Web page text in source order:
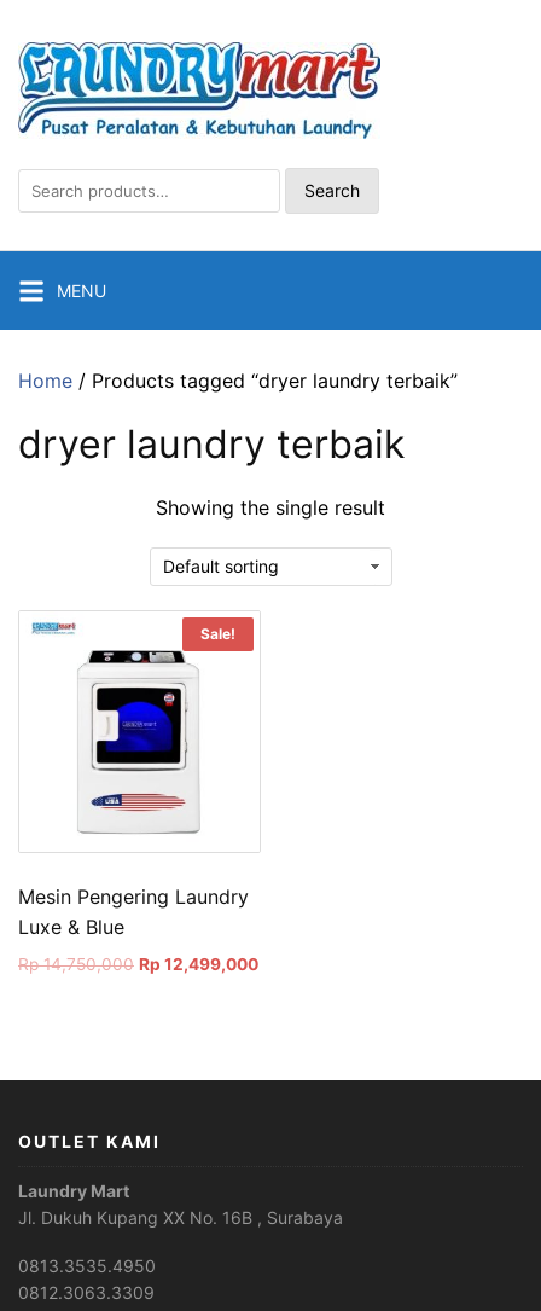
content
Search
for:
Search
MENU
Home / Products tagged “dryer laundry terbaik”
dryer laundry terbaik
Showing the single result
Sale!
Mesin Pengering Laundry
Luxe & Blue
Rp14,750,000 Original
Rp 12,499,000Current
OUTLET KAMI
Laundry Mart
Jl. Dukuh Kupang XX No. 16B , Surabaya
0813.3535.4950
0812.3063.3309